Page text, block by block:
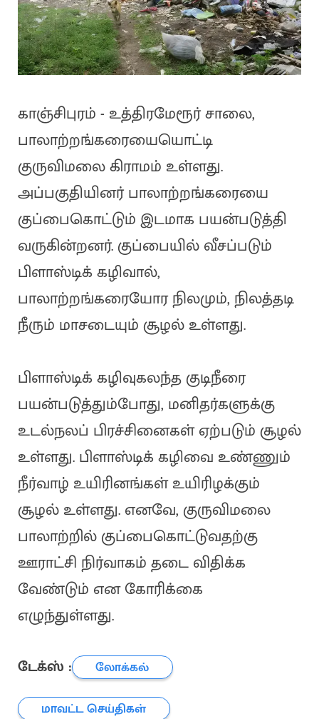
காஞ்சிபுரம் - உத்திரமேரூர் சாலை,
பாலாற்றங்கரையையொட்டி
குருவிமலை கிராமம் உள்ளது.
அப்பகுதியினர் பாலாற்றங்கரையை
குப்பைகொட்டும் இடமாக பயன்படுத்தி
வருகின்றனர். குப்பையில் வீசப்படும்
பிளாஸ்டிக் கழிவால்,
பாலாற்றங்கரையோர நிலமும், நிலத்தடி
நீரும் மாசடையும் சூழல் உள்ளது.
பிளாஸ்டிக் கழிவுகலந்த குடிநீரை
பயன்படுத்தும்போது, மனிதர்களுக்கு
உடல்நலப் பிரச்சினைகள் ஏற்படும் சூழல்
உள்ளது. பிளாஸ்டிக் கழிவை உண்ணும்
நீர்வாழ் உயிரினங்கள் உயிரிழக்கும்
சூழல் உள்ளது. எனவே, குருவிமலை
பாலாற்றில் குப்பைகொட்டுவதற்கு
ஊராட்சி நிர்வாகம் தடை விதிக்க
வேண்டும் என கோரிக்கை
எழுந்துள்ளது.
டேக்ஸ் :
லோக்கல்
மாவட்ட செய்திகள்